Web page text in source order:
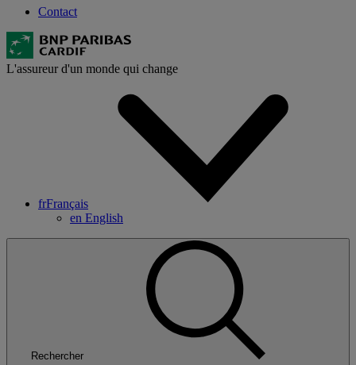
Contact
L'assureur d'un monde qui change
frFrançais
en English
Rechercher